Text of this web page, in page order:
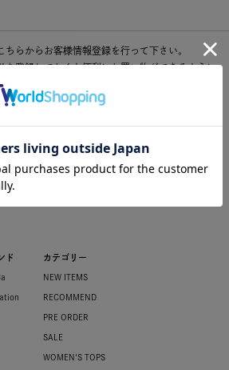
らからお客様情報登録を行って下さい。
を登録しておくと便利にお買い物ができるように
ド カテゴリー
NEW ITEMS
RECOMMEND
PRE ORDER
SALE
WOMEN'S TOPS